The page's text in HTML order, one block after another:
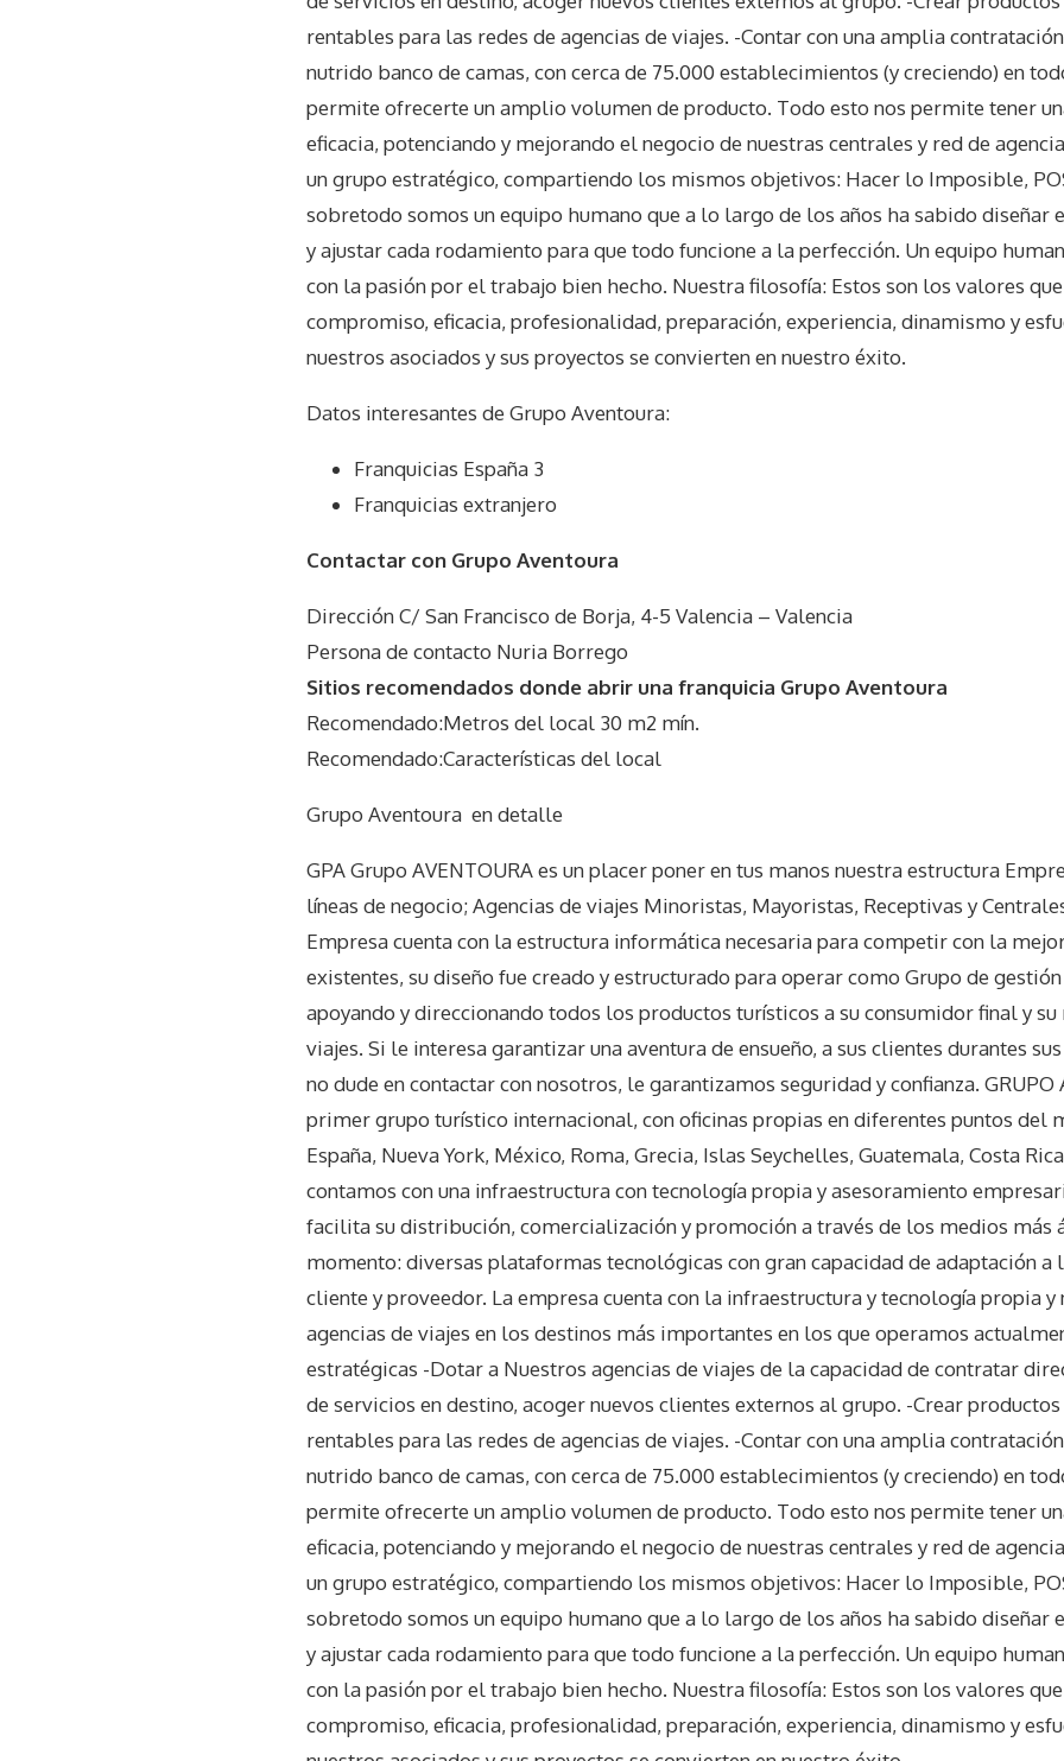
rentables para las redes de agencias de viajes. -Contar con una amplia
nutrido banco de camas, con cerca de 75.000 establecimientos (y creciendo) en
permite ofrecerte un amplio volumen de producto. Todo esto nos permite tener
eficacia, potenciando y mejorando el negocio de nuestras centrales y red de
un grupo estratégico, compartiendo los mismos objetivos: Hacer lo Imposible,
sobretodo somos un equipo humano que a lo largo de los años ha sabido diseñar
y ajustar cada rodamiento para que todo funcione a la perfección. Un equipo
con la pasión por el trabajo bien hecho. Nuestra filosofía: Estos son los valores
compromiso, eficacia, profesionalidad, preparación, experiencia, dinamismo y
nuestros asociados y sus proyectos se convierten en nuestro éxito.
Datos interesantes de Grupo Aventoura:
Franquicias España 3
Franquicias extranjero
Contactar con Grupo Aventoura
Dirección C/ San Francisco de Borja, 4-5 Valencia – Valencia
Persona de contacto Nuria Borrego
Sitios recomendados donde abrir una franquicia Grupo Aventoura
Recomendado:Metros del local 30 m2 mín.
Recomendado:Características del local
Grupo Aventoura en detalle
GPA Grupo AVENTOURA es un placer poner en tus manos nuestra estructura
líneas de negocio; Agencias de viajes Minoristas, Mayoristas, Receptivas y
Empresa cuenta con la estructura informática necesaria para competir con la
existentes, su diseño fue creado y estructurado para operar como Grupo de
apoyando y direccionando todos los productos turísticos a su consumidor final y su
viajes. Si le interesa garantizar una aventura de ensueño, a sus clientes durantes
no dude en contactar con nosotros, le garantizamos seguridad y confianza. GRUPO
primer grupo turístico internacional, con oficinas propias en diferentes puntos del
España, Nueva York, México, Roma, Grecia, Islas Seychelles, Guatemala, Costa
contamos con una infraestructura con tecnología propia y asesoramiento
facilita su distribución, comercialización y promoción a través de los medios más
momento: diversas plataformas tecnológicas con gran capacidad de adaptación a
cliente y proveedor. La empresa cuenta con la infraestructura y tecnología propia y
agencias de viajes en los destinos más importantes en los que operamos
estratégicas -Dotar a Nuestros agencias de viajes de la capacidad de contratar
de servicios en destino, acoger nuevos clientes externos al grupo. -Crear
rentables para las redes de agencias de viajes. -Contar con una amplia
nutrido banco de camas, con cerca de 75.000 establecimientos (y creciendo) en
permite ofrecerte un amplio volumen de producto. Todo esto nos permite tener
eficacia, potenciando y mejorando el negocio de nuestras centrales y red de
un grupo estratégico, compartiendo los mismos objetivos: Hacer lo Imposible,
sobretodo somos un equipo humano que a lo largo de los años ha sabido diseñar
y ajustar cada rodamiento para que todo funcione a la perfección. Un equipo
con la pasión por el trabajo bien hecho. Nuestra filosofía: Estos son los valores
compromiso, eficacia, profesionalidad, preparación, experiencia, dinamismo y